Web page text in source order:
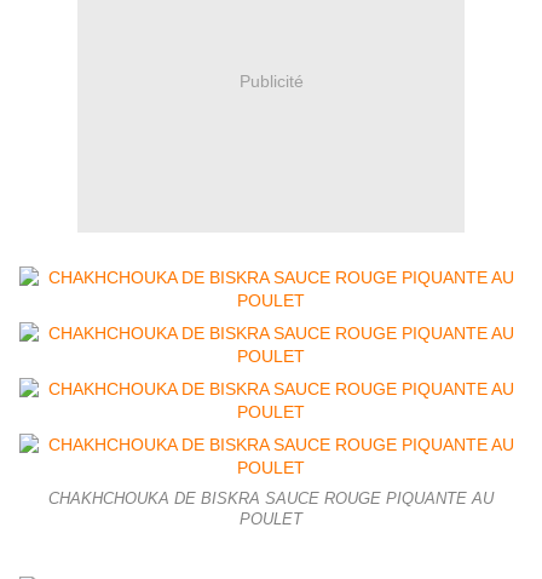
Publicité
CHAKHCHOUKA DE BISKRA SAUCE ROUGE PIQUANTE AU
POULET